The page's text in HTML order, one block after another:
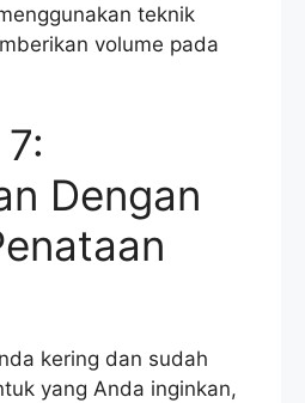
teknik
volume pada
Dengan
kering dan sudah
yang Anda inginkan,